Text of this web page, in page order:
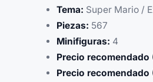
Tema: Super Mario /
Piezas: 567
Minifiguras: 4
Precio recomendado
Precio recomendado